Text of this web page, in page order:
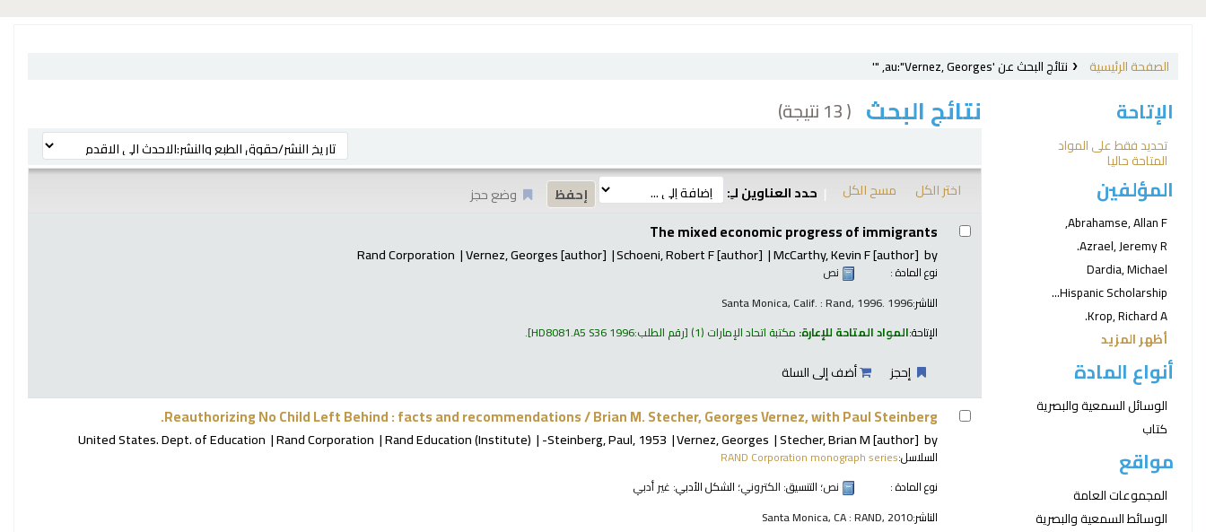
الصفحة الرئيسية نتائج البحث عن 'au:"Vernez, Georges, "'
الإتاحة
تحديد فقط على المواد
المتاحة حاليا
المؤلفين
Abrahamse, Allan F,
Azrael, Jeremy R.
Dardia, Michael
Hispanic Scholarship...
Krop, Richard A.
أظهر المزيد
أنواع المادة
الوسائل السمعية والبصرية
كتاب
مواقع
المجموعات العامة
الوسائط السمعية والبصرية
نتائج البحث ( 13 نتيجة)
ترتيب بواسطة:
اختر الكل مسح الكل حدد العناوين لـِ: وضع حجز
نتائج The mixed economic progress of immigrants
by
McCarthy, Kevin F[author]
Schoeni, Robert F[author]
Vernez, Georges[author]
Rand Corporation
نوع المادة :
نص
الناشر:Santa Monica, Calif. : Rand, 1996. 1996
الإتاحة:المواد المتاحة للإعارة: مكتبة اتحاد الإمارات (1) رقم الطلب:HD8081.A5 S36 1996
.
إحجز أضف إلى السلة
Reauthorizing No Child Left Behind : facts and recommendations /Brian M. Stecher, Georges Vernez, with Paul Steinberg.
by
Stecher, Brian M[author]
Vernez, Georges
Steinberg, Paul, 1953-
Rand Education (Institute)
Rand Corporation
United States. Dept. of Education
السلاسل:RAND Corporation monograph series
نوع المادة :
نص؛ التنسيق: الكتروني؛ الشكل الأدبي: غير أدبي
الناشر:Santa Monica, CA : RAND, 2010